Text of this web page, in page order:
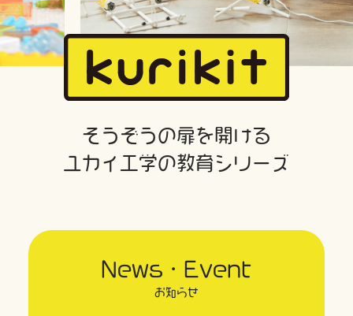
そうぞうの扉を開ける
ユカイ工学の教育シリーズ
News・Event
お知らせ